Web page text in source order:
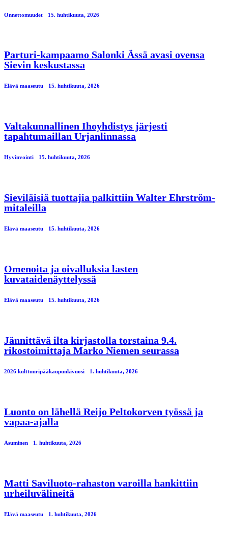
Onnettomuudet 15. huhtikuuta, 2026
Parturi-kampaamo Salonki Ässä avasi ovensa
Sievin keskustassa
Elävä maaseutu 15. huhtikuuta, 2026
Valtakunnallinen Ihoyhdistys järjesti
tapahtumaillan Urjanlinnassa
Hyvinvointi 15. huhtikuuta, 2026
Sieviläisiä tuottajia palkittiin Walter Ehrström-
mitaleilla
Elävä maaseutu 15. huhtikuuta, 2026
Omenoita ja oivalluksia lasten
kuvataidenäyttelyssä
Elävä maaseutu 15. huhtikuuta, 2026
Jännittävä ilta kirjastolla torstaina 9.4.
rikostoimittaja Marko Niemen seurassa
2026 kulttuuripääkaupunkivuosi 1. huhtikuuta, 2026
Luonto on lähellä Reijo Peltokorven työssä ja
vapaa-ajalla
Asuminen 1. huhtikuuta, 2026
Matti Saviluoto-rahaston varoilla hankittiin
urheiluvälineitä
Elävä maaseutu 1. huhtikuuta, 2026